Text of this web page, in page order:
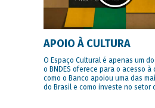
APOIO À CULTURA
O Espaço Cultural é apenas um
o BNDES oferece para o acesso
como o Banco apoiou uma das
do Brasil e como investe no setor